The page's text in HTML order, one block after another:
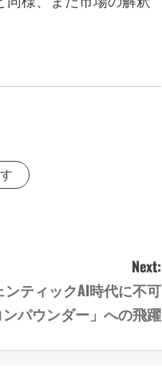
Next:
ティックAI時代に不可
ンパウンダー」への飛躍